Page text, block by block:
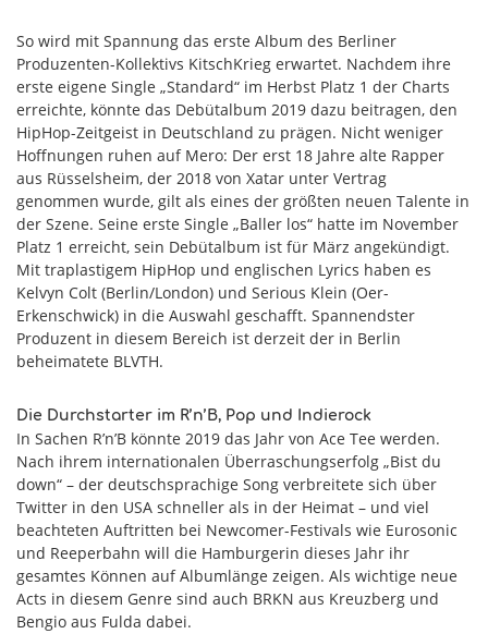
So wird mit Spannung das erste Album des Berliner
Produzenten-Kollektivs KitschKrieg erwartet. Nachdem ihre
erste eigene Single „Standard“ im Herbst Platz 1 der Charts
erreichte, könnte das Debütalbum 2019 dazu beitragen, den
HipHop-Zeitgeist in Deutschland zu prägen. Nicht weniger
Hoffnungen ruhen auf Mero: Der erst 18 Jahre alte Rapper
aus Rüsselsheim, der 2018 von Xatar unter Vertrag
genommen wurde, gilt als eines der größten neuen Talente in
der Szene. Seine erste Single „Baller los“ hatte im November
Platz 1 erreicht, sein Debütalbum ist für März angekündigt.
Mit traplastigem HipHop und englischen Lyrics haben es
Kelvyn Colt (Berlin/London) und Serious Klein (Oer-
Erkenschwick) in die Auswahl geschafft. Spannendster
Produzent in diesem Bereich ist derzeit der in Berlin
beheimatete BLVTH.
Die Durchstarter im R’n’B, Pop und Indierock
In Sachen R’n’B könnte 2019 das Jahr von Ace Tee werden.
Nach ihrem internationalen Überraschungserfolg „Bist du
down“ – der deutschsprachige Song verbreitete sich über
Twitter in den USA schneller als in der Heimat – und viel
beachteten Auftritten bei Newcomer-Festivals wie Eurosonic
und Reeperbahn will die Hamburgerin dieses Jahr ihr
gesamtes Können auf Albumlänge zeigen. Als wichtige neue
Acts in diesem Genre sind auch BRKN aus Kreuzberg und
Bengio aus Fulda dabei.